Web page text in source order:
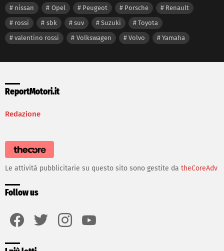
nissan
Opel Peugeot Porsche
Renault
rossi
sbk suv Suzuki
Toyota
valentino rossi
Volkswagen Volvo Yamaha
ReportMotori.it
Redazione
Le attività pubblicitarie su questo sito sono gestite da theCoreAdv
Follow us